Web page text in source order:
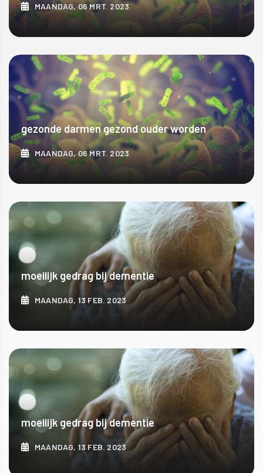
MAANDAG, 06 MRT. 2023
ONTDEK MEER
gezonde darmen gezond ouder worden
MAANDAG, 06 MRT. 2023
ONTDEK MEER
moeilijk gedrag bij dementie
MAANDAG, 13 FEB. 2023
ONTDEK MEER
moeilijk gedrag bij dementie
MAANDAG, 13 FEB. 2023